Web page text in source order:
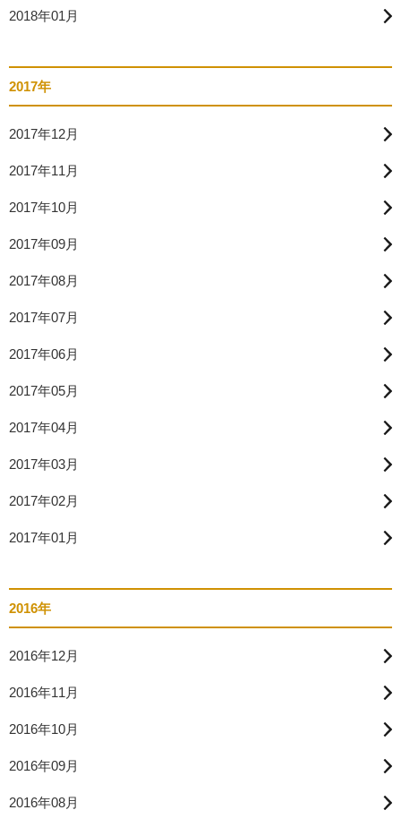
2018年01月
2017年
2017年12月
2017年11月
2017年10月
2017年09月
2017年08月
2017年07月
2017年06月
2017年05月
2017年04月
2017年03月
2017年02月
2017年01月
2016年
2016年12月
2016年11月
2016年10月
2016年09月
2016年08月